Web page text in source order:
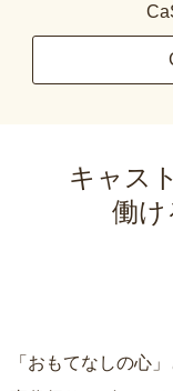
キャス
働け
「おもてなしの心